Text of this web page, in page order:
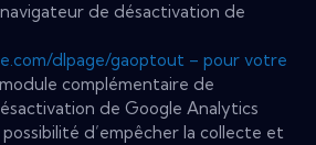
de désactivation de
dlpage/gaoptout – pour votre
complémentaire de
de Google Analytics
d’empêcher la collecte et